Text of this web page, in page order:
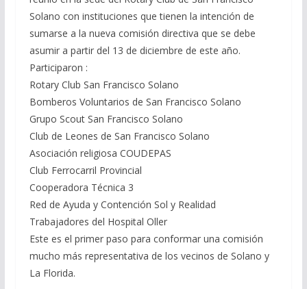
Solano con instituciones que tienen la intención de
sumarse a la nueva comisión directiva que se debe
asumir a partir del 13 de diciembre de este año.
Participaron :
Rotary Club San Francisco Solano
Bomberos Voluntarios de San Francisco Solano
Grupo Scout San Francisco Solano
Club de Leones de San Francisco Solano
Asociación religiosa COUDEPAS
Club Ferrocarril Provincial
Cooperadora Técnica 3
Red de Ayuda y Contención Sol y Realidad
Trabajadores del Hospital Oller
Este es el primer paso para conformar una comisión
mucho más representativa de los vecinos de Solano y
La Florida.